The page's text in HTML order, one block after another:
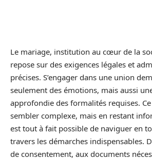
Le mariage, institution au cœur de la
repose sur des exigences légales et
précises. S’engager dans une union
seulement des émotions, mais aussi
approfondie des formalités requises.
sembler complexe, mais en restant
est tout à fait possible de naviguer en
travers les démarches indispensables.
de consentement, aux documents